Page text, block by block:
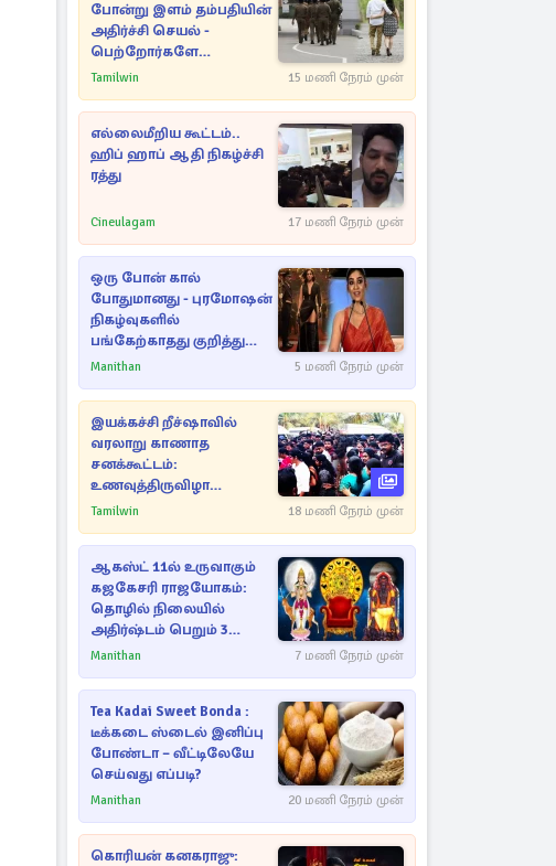
போன்று இளம் தம்பதியின்
அதிர்ச்சி செயல் -
பெற்றோர்களே
எச்சரிக்கை
Tamilwin 15 மணி நேரம் முன்
எல்லைமீறிய கூட்டம்..
ஹிப் ஹாப் ஆதி நிகழ்ச்சி
ரத்து
Cineulagam 17 மணி நேரம் முன்
ஒரு போன் கால்
போதுமானது - புரமோஷன்
நிகழ்வுகளில்
பங்கேற்காதது குறித்து
நயன்தாரா ஓபன் டாக்!
Manithan 5 மணி நேரம் முன்
இயக்கச்சி றீச்ஷாவில்
வரலாறு காணாத
சனக்கூட்டம்:
உணவுத்திருவிழா
இடைநிறுத்தம்
Tamilwin 18 மணி நேரம் முன்
ஆகஸ்ட் 11ல் உருவாகும்
கஜகேசரி ராஜயோகம்:
தொழில் நிலையில்
அதிர்ஷ்டம் பெறும் 3
ராசிகள்!
Manithan 7 மணி நேரம் முன்
Tea Kadai Sweet Bonda :
டீக்கடை ஸ்டைல் இனிப்பு
போண்டா – வீட்டிலேயே
செய்வது எப்படி?
Manithan 20 மணி நேரம் முன்
கொரியன் கனகராஜு: